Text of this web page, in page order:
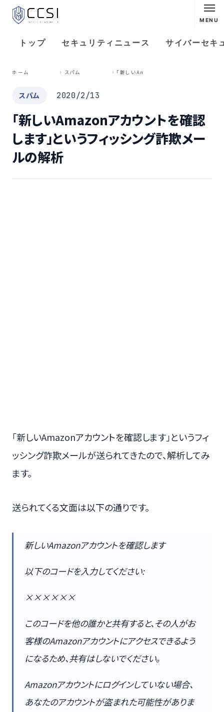
MENU
トップ セキュリティニュース サイバーセキ
ホーム スパム
スパム 2020/2/13
「新しいAmazonアカウントを確認
します」というフィッシング詐欺メー
ルの解析
「新しいAmazonアカウントを確認します」というフィ
ッシング詐欺メールが送られてきたので、解析してみ
ます。
送られてくる文面は以下の通りです。
新しいAmazonアカウントを確認します
以下のコードを入力してください:
××××××
このコードを他の誰かと共有すると、その人がお
客様のAmazonアカウントにアクセスできるよう
になるため、共有はしないでください。
Amazonアカウントにログインしていない場合、
あなたのアカウントが盗まれた可能性がありま